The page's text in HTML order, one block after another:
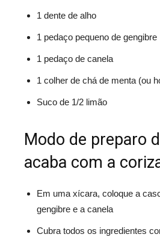
1 dente de alho
1 pedaço pequeno de gengibre
1 pedaço de canela
1 colher de chá de menta (ou
Suco de 1/2 limão
Modo de preparo
acaba com a
Em uma xícara, coloque a
gengibre e a canela
Cubra todos os ingredientes